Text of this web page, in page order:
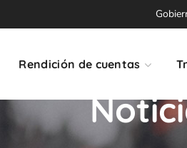
Rendición de cuentas